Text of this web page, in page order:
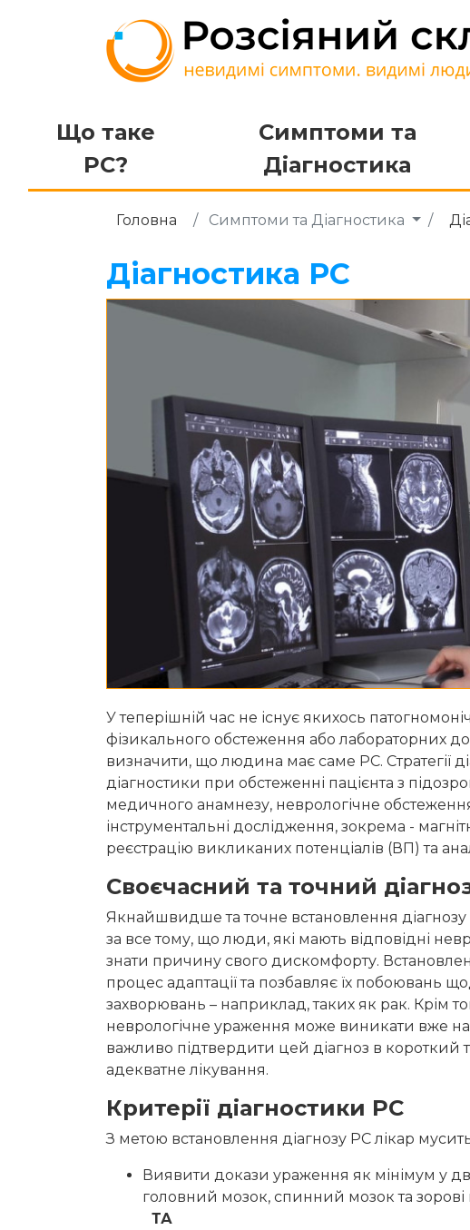
Що таке
РС?
Симптоми та
Діагностика
Головна Симптоми та Діагностика
Діагностика РС
У теперішній час не існує якихось
фізикального обстеження або лабораторних
визначити, що людина має саме РС. Стратегії
діагностики при обстеженні пацієнта з
медичного анамнезу, неврологічне
інструментальні дослідження, зокрема -
реєстрацію викликаних потенціалів (ВП) та
Своєчасний та точний
Якнайшвидше та точне встановлення
за все тому, що люди, які мають відповідні
знати причину свого дискомфорту.
процес адаптації та позбавляє їх побоювань
захворювань – наприклад, таких як рак. Крім
неврологічне ураження може виникати вже
важливо підтвердити цей діагноз в
адекватне лікування.
Критерії діагностики РС
З метою встановлення діагнозу РС лікар
Виявити докази ураження як мінімум у
головний мозок, спинний мозок та зорові
ТА